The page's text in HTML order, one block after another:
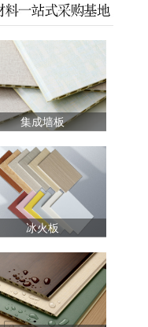
集成墙板
冰火板